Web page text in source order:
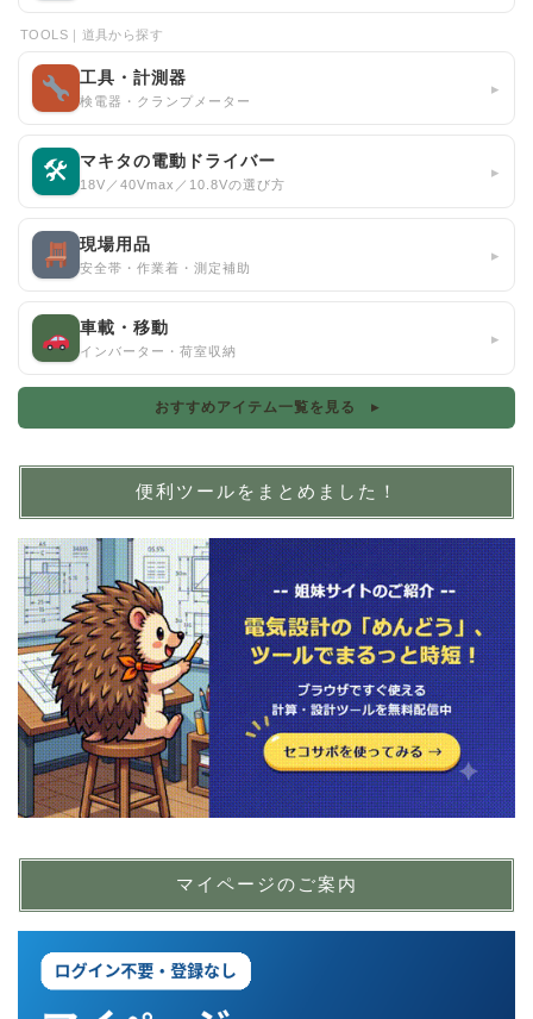
TOOLS｜道具から探す
工具・計測器
検電器・クランプメーター
▸
🛠 マキタの電動ドライバー
18V／40Vmax／10.8Vの選び方
▸
現場用品
安全帯・作業着・測定補助
▸
車載・移動
インバーター・荷室収納
▸
おすすめアイテム一覧を見る ▸
便利ツールをまとめました！
マイページのご案内